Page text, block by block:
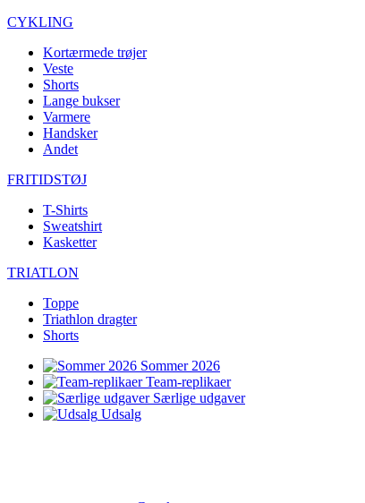
CYKLING
Kortærmede trøjer
Veste
Shorts
Lange bukser
Varmere
Handsker
Andet
FRITIDSTØJ
T-Shirts
Sweatshirt
Kasketter
TRIATLON
Toppe
Triathlon dragter
Shorts
Sommer 2026
Team-replikaer
Særlige udgaver
Udsalg